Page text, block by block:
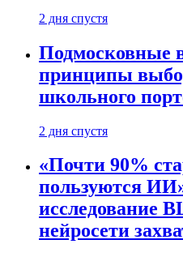
2 дня спустя
Подмосковные
принципы
школьного
2 дня спустя
«Почти 90%
пользуются
исследование
нейросети